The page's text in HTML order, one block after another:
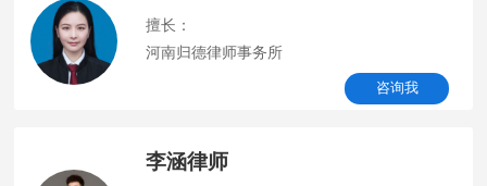
擅长：
河南归德律师事务所
咨询我
李涵律师